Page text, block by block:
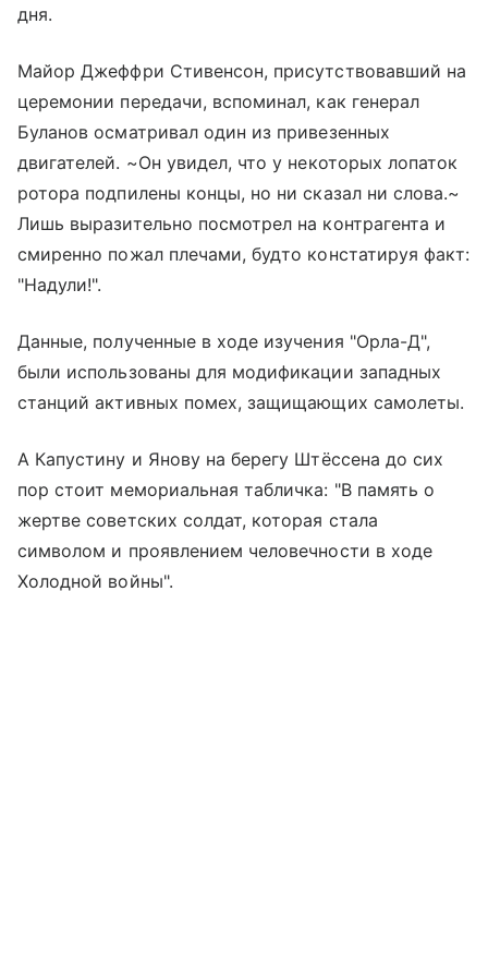
дня.
Майор Джеффри Стивенсон, присутствовавший на
церемонии передачи, вспоминал, как генерал
Буланов осматривал один из привезенных
двигателей. ~Он увидел, что у некоторых лопаток
ротора подпилены концы, но ни сказал ни слова.~
Лишь выразительно посмотрел на контрагента и
смиренно пожал плечами, будто констатируя факт:
"Надули!".
Данные, полученные в ходе изучения "Орла-Д",
были использованы для модификации западных
станций активных помех, защищающих самолеты.
А Капустину и Янову на берегу Штёссена до сих
пор стоит мемориальная табличка: "В память о
жертве советских солдат, которая стала
символом и проявлением человечности в ходе
Холодной войны".